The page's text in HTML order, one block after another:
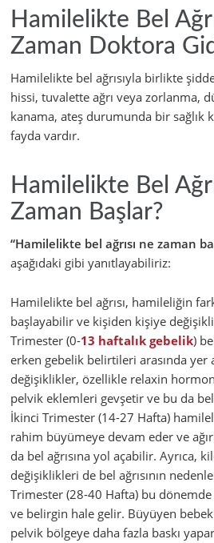
Hamilelikte Bel
Zaman Doktora
Hamilelikte bel ağrısıyla birlikte
hissi, tuvalette ağrı veya zorlanma,
kanama, ateş durumunda bir sağlık
fayda vardır.
Hamilelikte Bel
Zaman Başlar?
“Hamilelikte bel ağrısı ne zaman
aşağıdaki gibi yanıtlayabiliriz:
Hamilelikte bel ağrısı, hamileliğin
başlayabilir ve kişiden kişiye
Trimester (0-13 haftalık gebelik)
erken gebelik belirtileri arasında
değişiklikler, özellikle relaxin
pelvik eklemleri gevşetir ve bu da
İkinci Trimester (14-27 Hafta)
rahim büyümeye devam eder ve
da bel ağrısına yol açabilir. Ayrıca,
değişiklikleri de bel ağrısının
Trimester (28-40 Hafta) bu dönemde
ve belirgin hale gelir. Büyüyen
pelvik bölgeye daha fazla baskı